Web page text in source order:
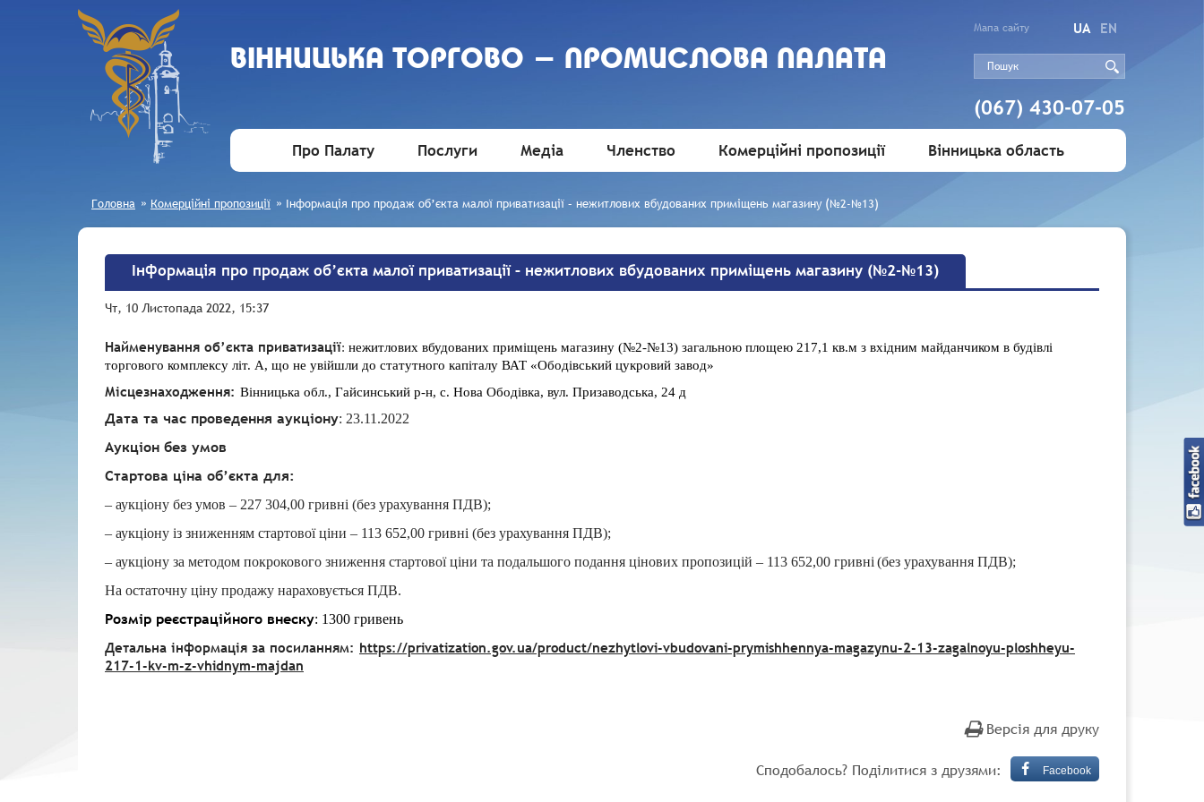
ВIННИЦЬКА ТОРГОВО - ПРОМИСЛОВА ПАЛАТА
Мапа сайту UA EN
(067) 430-07-05
Про Палату Послуги Медіа Членство Комерційні пропозиції Вінницька область
Головна » Комерційні пропозиції » Інформація про продаж об’єкта малої приватизації – нежитлових вбудованих приміщень магазину (№2-№13)
Інформація про продаж об’єкта малої приватизації – нежитлових вбудованих приміщень магазину (№2-№13)
Чт, 10 Листопада 2022, 15:37
Найменування об’єкта приватизації: нежитлових вбудованих приміщень магазину (№2-№13) загальною площею 217,1 кв.м з вхідним майданчиком в будівлі
торгового комплексу літ. А, що не увійшли до статутного капіталу ВАТ «Ободівський цукровий завод»
Місцезнаходження: Вінницька обл., Гайсинський р-н, с. Нова Ободівка, вул. Призаводська, 24 д
Дата та час проведення аукціону: 23.11.2022
Аукціон без умов
Стартова ціна об’єкта для:
– аукціону без умов – 227 304,00 гривні (без урахування ПДВ);
– аукціону із зниженням стартової ціни – 113 652,00 гривні (без урахування ПДВ);
– аукціону за методом покрокового зниження стартової ціни та подальшого подання цінових пропозицій – 113 652,00 гривні (без урахування ПДВ);
На остаточну ціну продажу нараховується ПДВ.
Розмір реєстраційного внеску: 1300 гривень
Детальна інформація за посиланням: https://privatization.gov.ua/product/nezhytlovi-vbudovani-prymishhennya-magazynu-2-13-zagalnoyu-ploshheyu-
217-1-kv-m-z-vhidnym-majdan
Версія для друку
Сподобалось? Поділитися з друзями: Facebook